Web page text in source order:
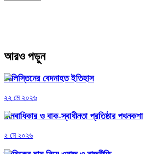
আরও পড়ুন
ফিলিস্তিনের বেদনাহত ইতিহাস
২২ মে ২০২৬
মানবাধিকার ও বাক-স্বাধীনতা প্রতিষ্ঠার পথনকশা
২ মে ২০২৬